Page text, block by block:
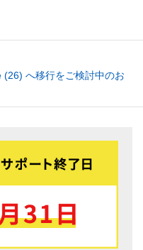
へ移行をご検討中のお